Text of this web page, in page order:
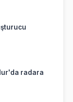
radara